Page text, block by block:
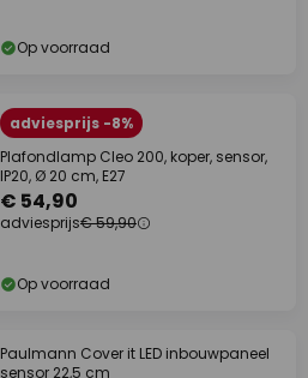
Op voorraad
adviesprijs -8%
Plafondlamp Cleo 200, koper, sensor,
IP20, Ø 20 cm, E27
€ 54,90
adviesprijs€ 59,90
Op voorraad
Paulmann Cover it LED inbouwpaneel
sensor 22,5 cm